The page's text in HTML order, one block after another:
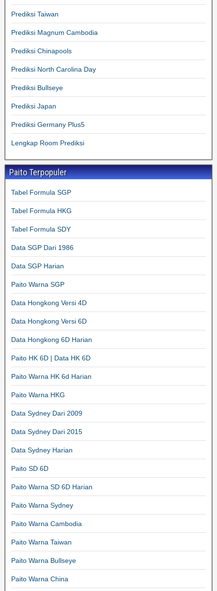
Prediksi Taiwan
Prediksi Magnum Cambodia
Prediksi Chinapools
Prediksi North Carolina Day
Prediksi Bullseye
Prediksi Japan
Prediksi Germany Plus5
Lengkap Room Prediksi
Paito Terpopuler
Tabel Formula SGP
Tabel Formula HKG
Tabel Formula SDY
Data SGP Dari 1986
Data SGP Harian
Paito Warna SGP
Data Hongkong Versi 4D
Data Hongkong Versi 6D
Data Hongkong 6D Harian
Paito HK 6D | Data HK 6D
Paito Warna HK 6d Harian
Paito Warna HKG
Data Sydney Dari 2009
Data Sydney Dari 2015
Data Sydney Harian
Paito SD 6D
Paito Warna SD 6D Harian
Paito Warna Sydney
Paito Warna Cambodia
Paito Warna Taiwan
Paito Warna Bullseye
Paito Warna China